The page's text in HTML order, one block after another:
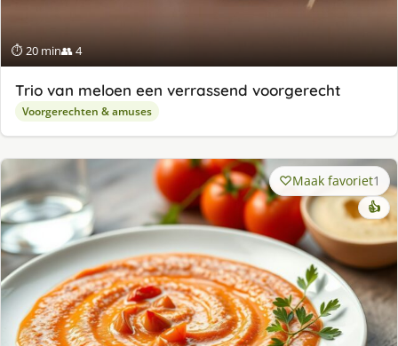
⏱ 20 min👥 4
Trio van meloen een verrassend voorgerecht
Voorgerechten & amuses
Maak favoriet1
👍